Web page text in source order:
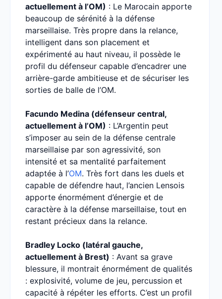
actuellement à l’OM) : Le Marocain apporte
beaucoup de sérénité à la défense
marseillaise. Très propre dans la relance,
intelligent dans son placement et
expérimenté au haut niveau, il possède le
profil du défenseur capable d’encadrer une
arrière-garde ambitieuse et de sécuriser les
sorties de balle de l’OM.
Facundo Medina (défenseur central,
actuellement à l’OM) : L’Argentin peut
s’imposer au sein de la défense centrale
marseillaise par son agressivité, son
intensité et sa mentalité parfaitement
adaptée à l’OM. Très fort dans les duels et
capable de défendre haut, l’ancien Lensois
apporte énormément d’énergie et de
caractère à la défense marseillaise, tout en
restant précieux dans la relance.
Bradley Locko (latéral gauche,
actuellement à Brest) : Avant sa grave
blessure, il montrait énormément de qualités
: explosivité, volume de jeu, percussion et
capacité à répéter les efforts. C’est un profil